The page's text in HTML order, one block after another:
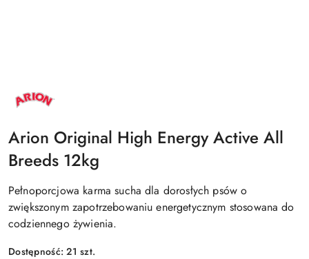
NAZWA
PRODUCENTA:
ARION
Arion Original High Energy Active All
Breeds 12kg
Pełnoporcjowa karma sucha dla dorosłych psów o
zwiększonym zapotrzebowaniu energetycznym stosowana do
codziennego żywienia.
Dostępność:21szt.